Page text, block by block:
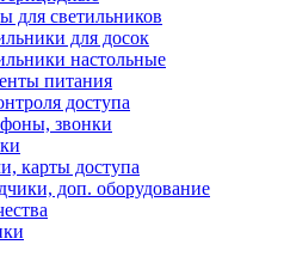
для светильников
для досок
настольные
питания
доступа
звонки
карты доступа
доп. оборудование